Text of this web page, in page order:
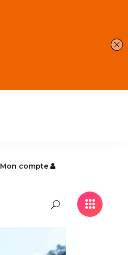
Mon compte